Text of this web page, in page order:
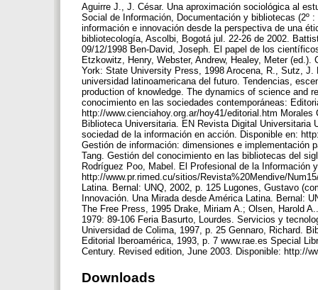
Aguirre J., J. César. Una aproximación sociológica al
Social de Información, Documentación y bibliotecas (2º
información e innovación desde la perspectiva de una
bibliotecología, Ascolbi, Bogotá jul. 22-26 de 2002.
09/12/1998 Ben-David, Joseph. El papel de los
Etzkowitz, Henry, Webster, Andrew, Healey, Meter
York: State University Press, 1998 Arocena, R., Sutz,
universidad latinoamericana del futuro. Tendencias,
production of knowledge. The dynamics of science and
conocimiento en las sociedades contemporáneas:
http://www.cienciahoy.org.ar/hoy41/editorial.htm
Biblioteca Universitaria. EN Revista Digital
sociedad de la información en acción. Disponible en:
Gestión de información: dimensiones e implementación
Tang. Gestión del conocimiento en las bibliotecas del
Rodríguez Poo, Mabel. El Profesional de la
http://www.pr.rimed.cu/sitios/Revista%20Mendive/
Latina. Bernal: UNQ, 2002, p. 125 Lugones, Gustavo
Innovación. Una Mirada desde América Latina. Bernal:
The Free Press, 1995 Drake, Miriam A.; Olsen, Harold
1979: 89-106 Feria Basurto, Lourdes. Servicios y
Universidad de Colima, 1997, p. 25 Gennaro, Richard.
Editorial Iberoamérica, 1993, p. 7 www.rae.es Special
Century. Revised edition, June 2003. Disponible: http://
Downloads